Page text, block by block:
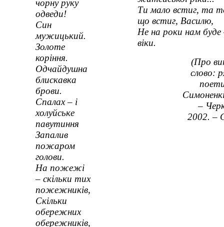
чорну руку
одведи!
Син
мужицький.
Золоте
коріння.
Одчайдушна
блискавка
брови.
Спалах – і
холуйське
павутиння
Запалив
пожаром
голови.
На пожежі
– скільки тих
пожежників,
Скільки
обережних
обережників,
Ти мало встиг, та
що встиг, Василю,
Не на роки нам буде
віки.
(Про
слово:
–
2002. –